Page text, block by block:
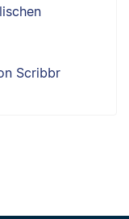
Scribbr